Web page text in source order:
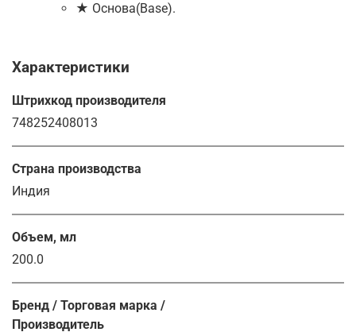
★ Основа(Base).
Характеристики
Штрихкод производителя
748252408013
Страна производства
Индия
Объем, мл
200.0
Бренд / Торговая марка /
Производитель